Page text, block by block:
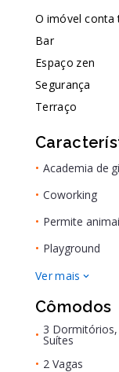
O imóvel conta
Bar
Espaço zen
Segurança
Terraço
• Academia de
• Coworking
• Permite
• Playground
Ver mais
Cômodos
• 3 Dormitórios,
Suítes
• 2 Vagas